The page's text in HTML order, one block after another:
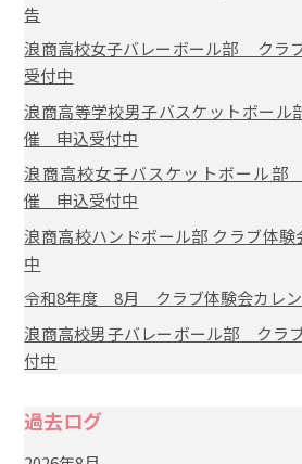
告
浪商高校女子バレーボール部 クラ
受付中
浪商高等学校男子バスケットボール
催 申込受付中
浪商高校女子バスケットボール
催 申込受付中
浪商高校ハンドボール部 クラブ体
中
令和8年度 8月 クラブ体験会カレン
浪商高校男子バレーボール部 クラ
付中
過去ログ